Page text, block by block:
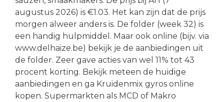
augustus 2026) is €1.03. Het kan zijn dat de prijs
morgen alweer anders is. De folder (week 32) is
een handig hulpmiddel. Maar ook online (bijv. via
www.delhaize.be) bekijk je de aanbiedingen uit
de folder. Zeer gave acties van wel 11% tot 43
procent korting. Bekijk meteen de huidige
aanbiedingen en ga Kruidenmix gyros online
kopen. Supermarkten als MCD of Makro